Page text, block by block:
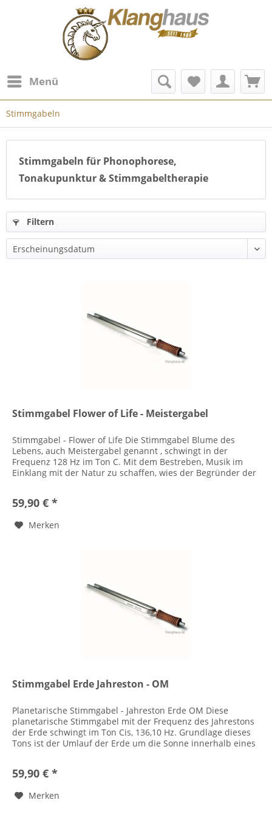
Menü
Stimmgabeln
Stimmgabeln für Phonophorese,
Tonakupunktur & Stimmgabeltherapie
Filtern
Stimmgabel Flower of Life - Meistergabel
Stimmgabel - Flower of Life Die Stimmgabel Blume des
Lebens, auch Meistergabel genannt , schwingt in der
Frequenz 128 Hz im Ton C. Mit dem Bestreben, Musik im
Einklang mit der Natur zu schaffen, wies der Begründer der
59,90 € *
Merken
Stimmgabel Erde Jahreston - OM
Planetarische Stimmgabel - Jahreston Erde OM Diese
planetarische Stimmgabel mit der Frequenz des Jahrestons
der Erde schwingt im Ton Cis, 136,10 Hz. Grundlage dieses
Tons ist der Umlauf der Erde um die Sonne innerhalb eines
59,90 € *
Merken